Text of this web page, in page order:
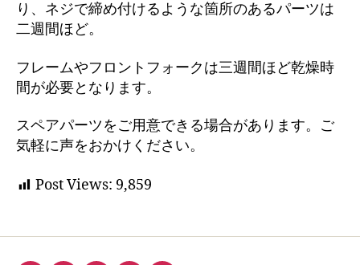
り、ネジで締め付けるような箇所のあるパーツは
二週間ほど。
フレームやフロントフォークは三週間ほど乾燥時
間が必要となります。
スペアパーツをご用意できる場合があります。ご
気軽に声をおかけください。
Post Views: 9,859